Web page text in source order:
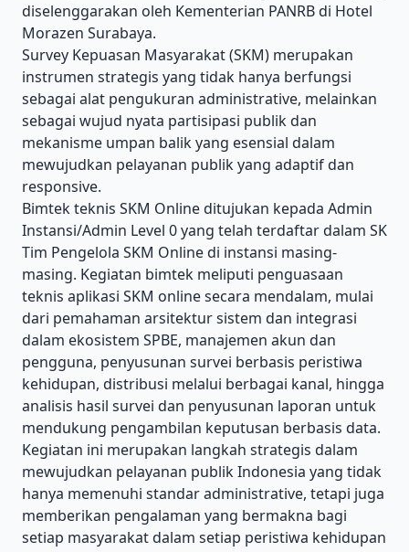
diselenggarakan oleh Kementerian PANRB di Hotel
Morazen Surabaya.
Survey Kepuasan Masyarakat (SKM) merupakan
instrumen strategis yang tidak hanya berfungsi
sebagai alat pengukuran administrative, melainkan
sebagai wujud nyata partisipasi publik dan
mekanisme umpan balik yang esensial dalam
mewujudkan pelayanan publik yang adaptif dan
responsive.
Bimtek teknis SKM Online ditujukan kepada Admin
Instansi/Admin Level 0 yang telah terdaftar dalam SK
Tim Pengelola SKM Online di instansi masing-
masing. Kegiatan bimtek meliputi penguasaan
teknis aplikasi SKM online secara mendalam, mulai
dari pemahaman arsitektur sistem dan integrasi
dalam ekosistem SPBE, manajemen akun dan
pengguna, penyusunan survei berbasis peristiwa
kehidupan, distribusi melalui berbagai kanal, hingga
analisis hasil survei dan penyusunan laporan untuk
mendukung pengambilan keputusan berbasis data.
Kegiatan ini merupakan langkah strategis dalam
mewujudkan pelayanan publik Indonesia yang tidak
hanya memenuhi standar administrative, tetapi juga
memberikan pengalaman yang bermakna bagi
setiap masyarakat dalam setiap peristiwa kehidupan